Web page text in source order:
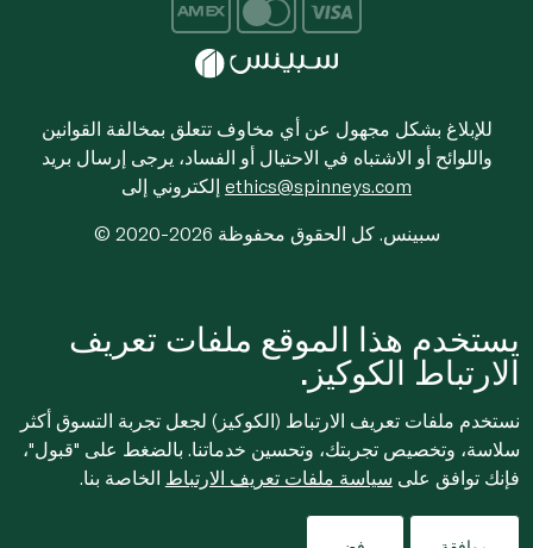
للإبلاغ بشكل مجهول عن أي مخاوف تتعلق بمخالفة القوانين
واللوائح أو الاشتباه في الاحتيال أو الفساد، يرجى إرسال بريد
ethics@spinneys.com
© 2020-2026 سبينس. كل الحقوق محفوظة
يستخدم هذا الموقع ملفات تعريف
الارتباط الكوكيز.
نستخدم ملفات تعريف الارتباط (الكوكيز) لجعل تجربة التسوق أكثر
سلاسة، وتخصيص تجربتك، وتحسين خدماتنا. بالضغط على "قبول"،
فإنك توافق على سياسة ملفات تعريف الارتباط الخاصة بنا.